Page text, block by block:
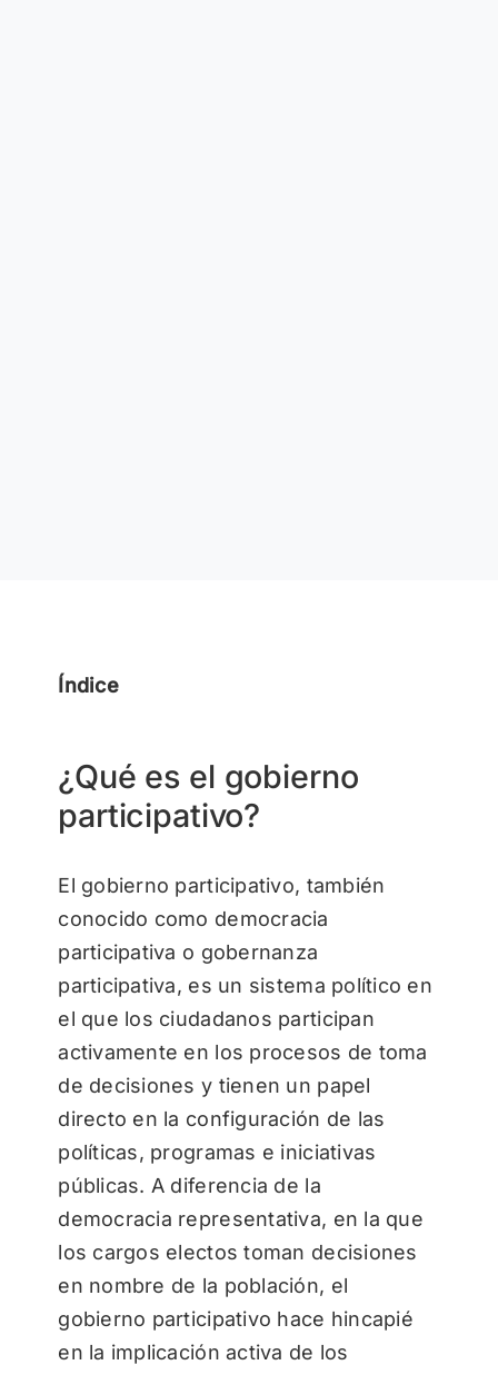
Índice
¿Qué es el gobierno
participativo?
El gobierno participativo, también
conocido como democracia
participativa o gobernanza
participativa, es un sistema político en
el que los ciudadanos participan
activamente en los procesos de toma
de decisiones y tienen un papel
directo en la configuración de las
políticas, programas e iniciativas
públicas. A diferencia de la
democracia representativa, en la que
los cargos electos toman decisiones
en nombre de la población, el
gobierno participativo hace hincapié
en la implicación activa de los